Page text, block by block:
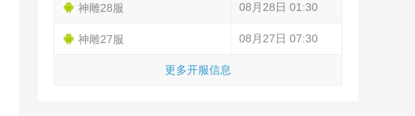
更多开服信息
神雕28服 08月28日 01:30
神雕27服 08月27日 07:30